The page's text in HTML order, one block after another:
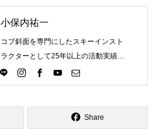
小保内祐一
コブ斜面を専門にしたスキーインスト
ラクターとして25年以上の活動実績。
Directlineスキースクール代表として、
スキーインストラクターが職業選択の
Share